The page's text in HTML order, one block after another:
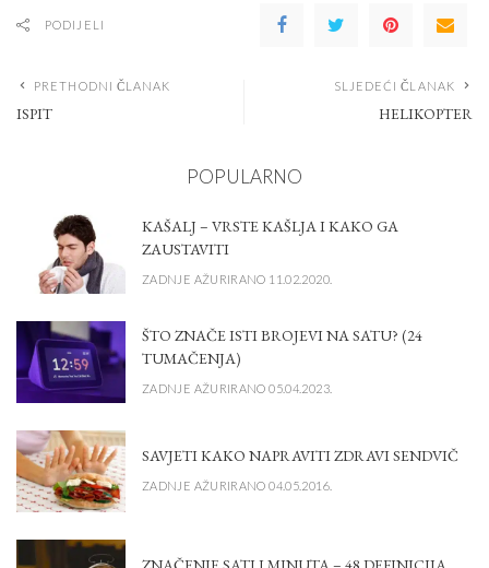
PODIJELI
PRETHODNI ČLANAK
ISPIT
SLJEDEĆI ČLANAK
HELIKOPTER
POPULARNO
KAŠALJ – VRSTE KAŠLJA I KAKO GA
ZAUSTAVITI
ZADNJE AŽURIRANO 11.02.2020.
ŠTO ZNAČE ISTI BROJEVI NA SATU? (24
TUMAČENJA)
ZADNJE AŽURIRANO 05.04.2023.
SAVJETI KAKO NAPRAVITI ZDRAVI SENDVIČ
ZADNJE AŽURIRANO 04.05.2016.